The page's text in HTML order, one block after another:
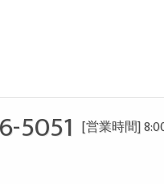
5051 [営業時間]